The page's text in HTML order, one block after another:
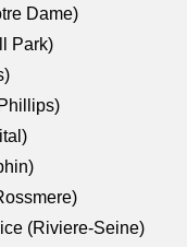
Dame)
Park)
(Riviere-Seine)